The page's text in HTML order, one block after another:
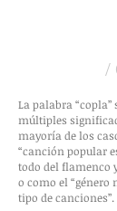
/
La palabra
múltiples
mayoría de los
“canción popular
todo del flamenco
o como el “género
tipo de canciones”.